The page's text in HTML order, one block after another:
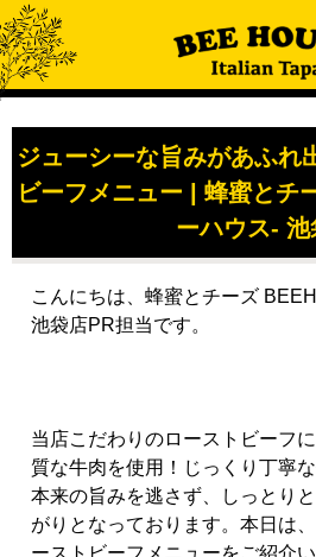
ジューシーな旨みがあふれ
ビーフメニュー | 蜂蜜とチ
ーハウス- 池
こんにちは、蜂蜜とチーズ
池袋店PR担当です。
当店こだわりのローストビーフ
質な牛肉を使用！じっくり丁寧
本来の旨みを逃さず、しっとり
がりとなっております。本日は
ーストビーフメニューをご紹介い